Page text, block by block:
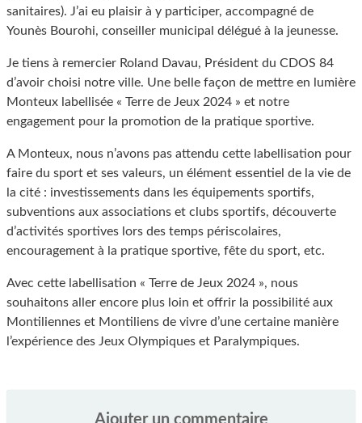
sanitaires). J’ai eu plaisir à y participer, accompagné de
Younès Bourohi, conseiller municipal délégué à la jeunesse.
Je tiens à remercier Roland Davau, Président du CDOS 84
d’avoir choisi notre ville. Une belle façon de mettre en lumière
Monteux labellisée « Terre de Jeux 2024 » et notre
engagement pour la promotion de la pratique sportive.
A Monteux, nous n’avons pas attendu cette labellisation pour
faire du sport et ses valeurs, un élément essentiel de la vie de
la cité : investissements dans les équipements sportifs,
subventions aux associations et clubs sportifs, découverte
d’activités sportives lors des temps périscolaires,
encouragement à la pratique sportive, fête du sport, etc.
Avec cette labellisation « Terre de Jeux 2024 », nous
souhaitons aller encore plus loin et offrir la possibilité aux
Montiliennes et Montiliens de vivre d’une certaine manière
l’expérience des Jeux Olympiques et Paralympiques.
Ajouter un commentaire